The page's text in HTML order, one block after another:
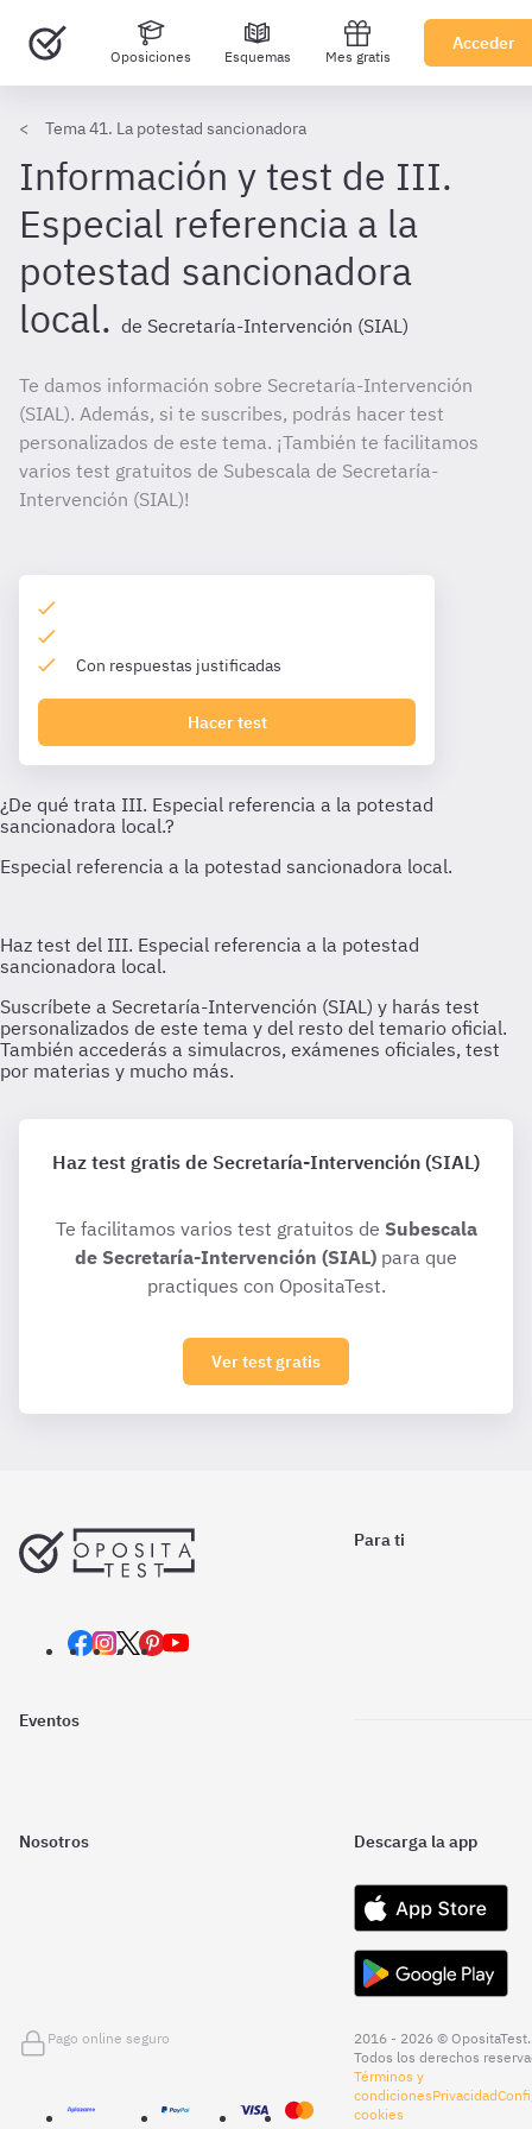
Oposiciones Esquemas Mes gratis
Acceder
Tema 41. La potestad sancionadora
Información y test de III.
Especial referencia a la
potestad sancionadora
local. de Secretaría-Intervención (SIAL)
Te damos información sobre Secretaría-Intervención
(SIAL). Además, si te suscribes, podrás hacer test
personalizados de este tema. ¡También te facilitamos
varios test gratuitos de Subescala de Secretaría-
Intervención (SIAL)!
Con respuestas justificadas
Hacer test
Haz test gratis de Secretaría-Intervención (SIAL)
Te facilitamos varios test gratuitos de Subescala
de Secretaría-Intervención (SIAL) para que
practiques con OpositaTest.
Ver test gratis
Para ti
Eventos
Nosotros Descarga la app
Pago online seguro
2016 - 2026 © OpositaTest.
Todos los derechos
Términos y
condicionesPrivacidad
cookies